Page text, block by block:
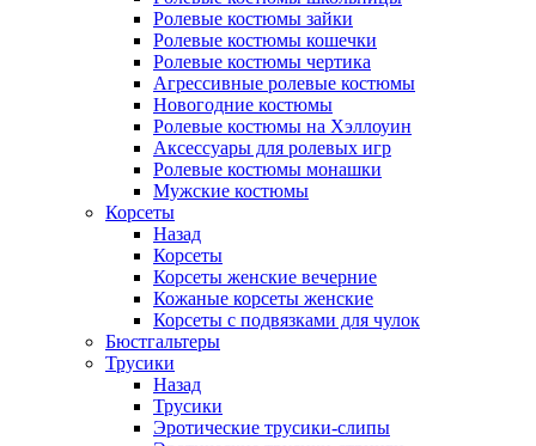
Ролевые костюмы зайки
Ролевые костюмы кошечки
Ролевые костюмы чертика
Агрессивные ролевые костюмы
Новогодние костюмы
Ролевые костюмы на Хэллоуин
Аксессуары для ролевых игр
Ролевые костюмы монашки
Мужские костюмы
Корсеты
Назад
Корсеты
Корсеты женские вечерние
Кожаные корсеты женские
Корсеты с подвязками для чулок
Бюстгальтеры
Трусики
Назад
Трусики
Эротические трусики-слипы